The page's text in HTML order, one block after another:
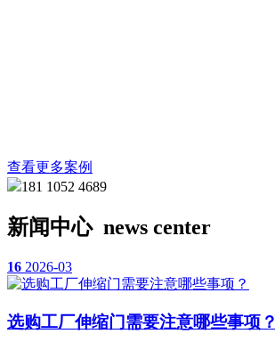
查看更多案例
181 1052 4689
新闻中心news center
16 2026-03
选购工厂伸缩门需要注意哪些事项？